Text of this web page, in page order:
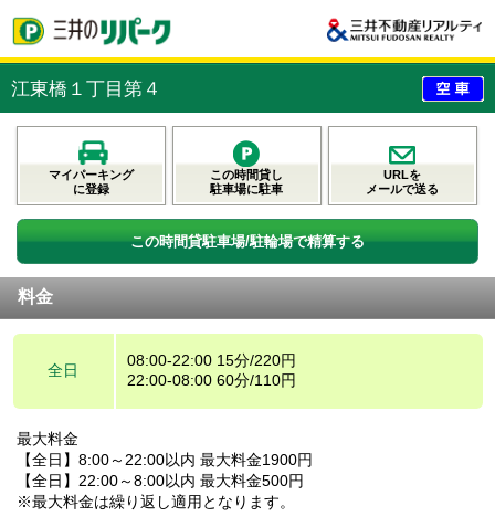
江東橋１丁目第４
マイパーキング
に登録
この時間貸し
駐車場に駐車
URLを
メールで送る
この時間貸駐車場/駐輪場で精算する
料金
全日
08:00-22:00 15分/220円
22:00-08:00 60分/110円
最大料金
【全日】8:00～22:00以内 最大料金1900円
【全日】22:00～8:00以内 最大料金500円
※最大料金は繰り返し適用となります。